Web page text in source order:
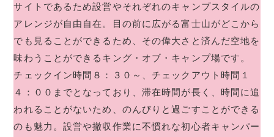
サイトであるため設営やそれぞれのキャンプスタイルの
アレンジが自由自在。目の前に広がる富士山がどこから
でも見ることができるため、その偉大さと済んだ空地を
味わうことができるキング・オブ・キャンプ場です。
チェックイン時間８：３０～、チェックアウト時間１
４：００までとなっており、滞在時間が長く、時間に追
われることがないため、のんびりと過ごすことができる
のも魅力。設営や撤収作業に不慣れな初心者キャンパー